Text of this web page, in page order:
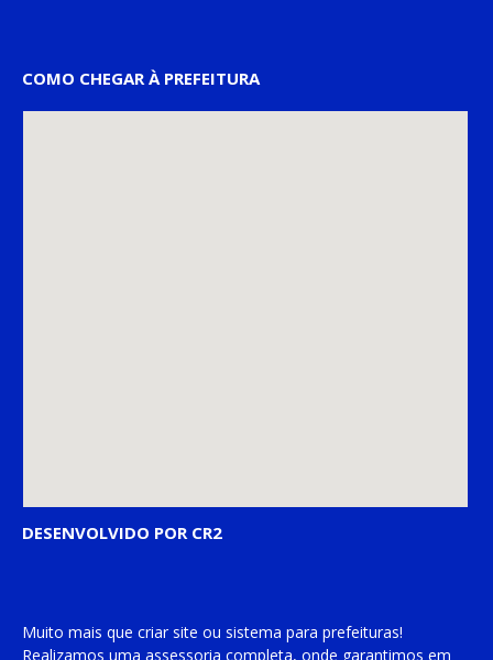
COMO CHEGAR À PREFEITURA
DESENVOLVIDO POR CR2
Muito mais que criar site ou sistema para prefeituras!
Realizamos uma assessoria completa, onde garantimos em